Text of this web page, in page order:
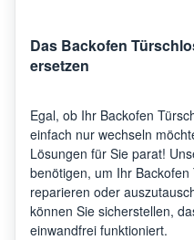
Das Backofen
ersetzen
Egal, ob Ihr Backofen
einfach nur wechseln
Lösungen für Sie parat!
benötigen, um Ihr
reparieren oder
können Sie sicherstellen,
einwandfrei funktioniert.